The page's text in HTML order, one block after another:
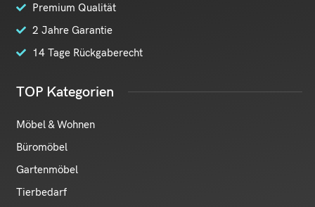
Premium Qualität
2 Jahre Garantie
14 Tage Rückgaberecht
TOP Kategorien
Möbel & Wohnen
Büromöbel
Gartenmöbel
Tierbedarf